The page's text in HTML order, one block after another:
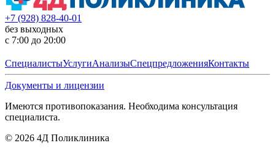
+7 (928) 828-40-01
без выходных
с 7:00 до 20:00
СпециалистыУслугиАнализыСпецпредложенияКонтакты
Документы и лицензии
Имеются противопоказания. Необходима консультация
специалиста.
© 2026 4Д Поликлиника